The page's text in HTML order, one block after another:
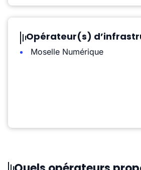
Opérateur(s)
Moselle Numérique